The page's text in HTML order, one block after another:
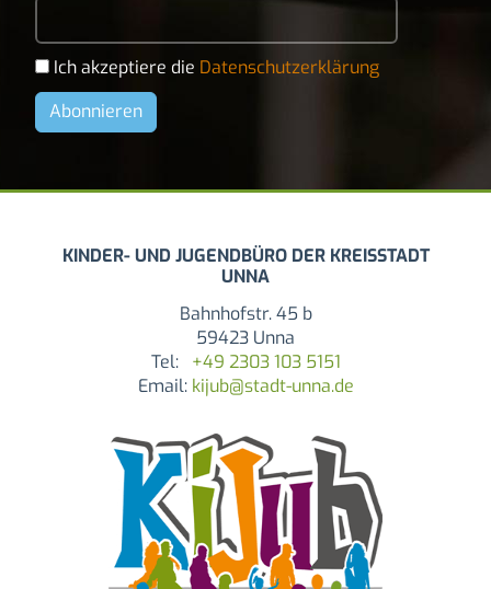
Ich akzeptiere die Datenschutzerklärung
KINDER- UND JUGENDBÜRO DER KREISSTADT
UNNA
Bahnhofstr. 45 b
59423 Unna
Tel: +49 2303 103 5151
Email: kijub@stadt-unna.de